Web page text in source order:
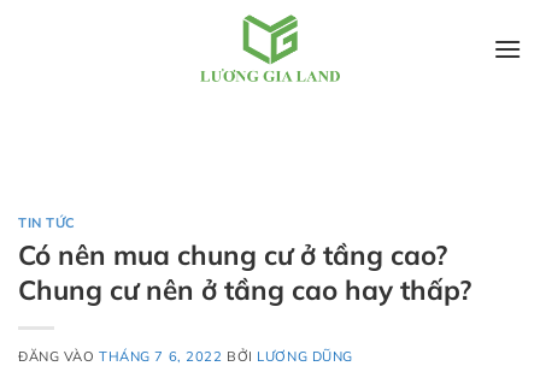
TIN TỨC
Có nên mua chung cư ở tầng cao?
Chung cư nên ở tầng cao hay thấp?
ĐĂNG VÀOTHÁNG 7 6, 2022 BỞI LƯƠNG DŨNG